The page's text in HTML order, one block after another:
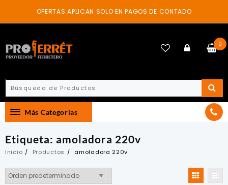
content
OFERTAS APLICAN SOLO EN PAGOS DE CONTADO
0
Más Categorías
Etiqueta: amoladora 220v
Inicio Productos amoladora 220v